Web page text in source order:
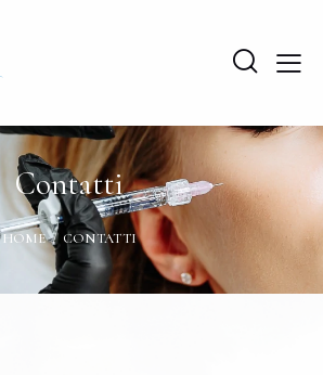
Contatti
HOME CONTATTI